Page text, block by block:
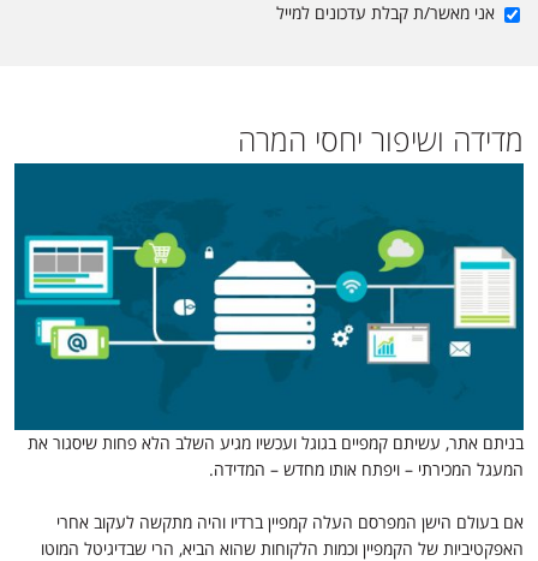
אני מאשר/ת קבלת עדכונים למייל
מדידה ושיפור יחסי המרה
בניתם אתר, עשיתם קמפיים בגוגל ועכשיו מגיע השלב הלא פחות שיסגור את
המעגל המכירתי – ויפתח אותו מחדש – המדידה.
אם בעולם הישן המפרסם העלה קמפיין ברדיו והיה מתקשה לעקוב אחרי
האפקטיביות של הקמפיין וכמות הלקוחות שהוא הביא, הרי שבדיגיטל המוטו